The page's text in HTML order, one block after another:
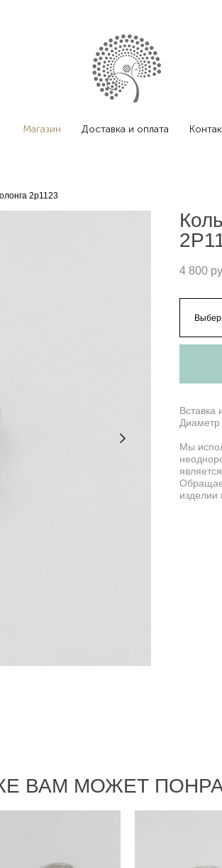
Магазин Доставка и оплата
2p1123
4 800
Вставка
Мы
изделии
ВАМ МОЖЕТ